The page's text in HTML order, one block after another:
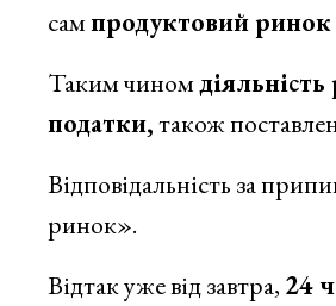
сампродуктовий ринок
Таким чином
податки,також
Відповідальність за
ринок».
Відтак уже від завтра, 24